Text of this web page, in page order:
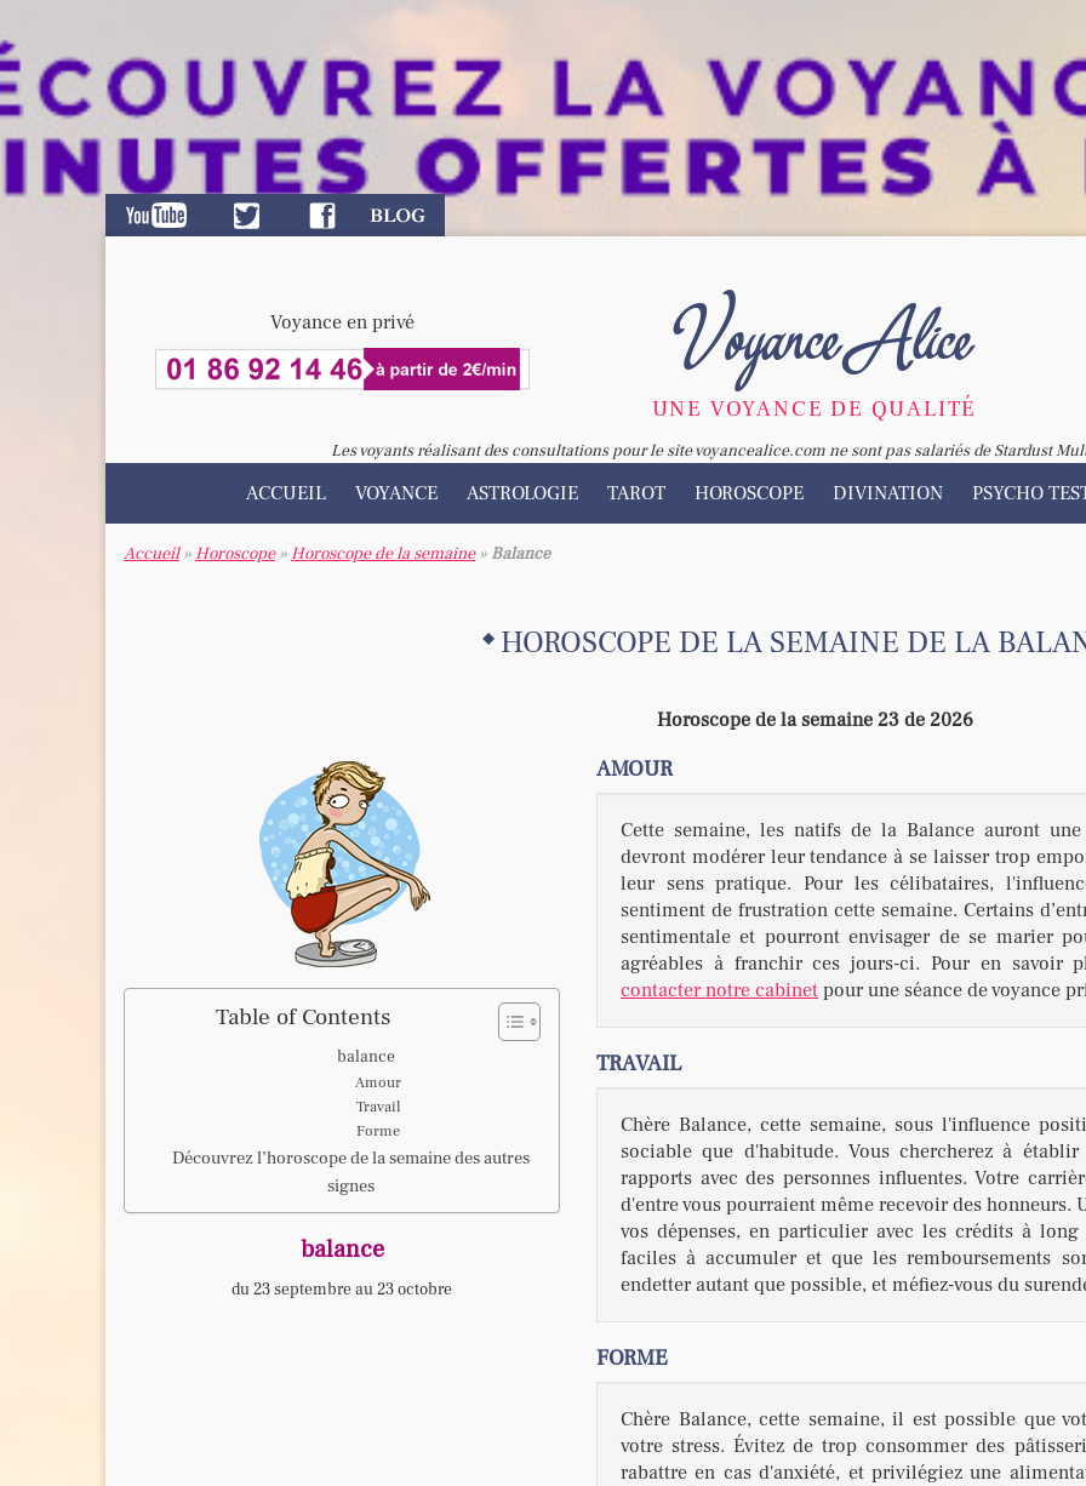
Voyance en privé Voyance Alice
UNE VOYANCE DE QUALITÉ
Les voyants réalisant des consultations pour le site voyancealice.com ne sont pas salariés de Stardust
ACCUEIL VOYANCE ASTROLOGIE TAROT HOROSCOPE DIVINATION PSYCHO
Accueil» Horoscope» Horoscope de la semaine»Balance
HOROSCOPE DE LA SEMAINE DE LA
Horoscope de la semaine 23 de 2026
Table of Contents
balance
Amour
Travail
Forme
Découvrez l’horoscope de la semaine des autres
signes
balance
du 23 septembre au 23 octobre
AMOUR
Cette semaine, les natifs de la Balance auront
devront modérer leur tendance à se laisser trop
leur sens pratique. Pour les célibataires,
sentiment de frustration cette semaine. Certains
sentimentale et pourront envisager de se marier
agréables à franchir ces jours-ci. Pour en savoir
contacter notre cabinet pour une séance de voyance
TRAVAIL
Chère Balance, cette semaine, sous l'influence
sociable que d'habitude. Vous chercherez à
rapports avec des personnes influentes. Votre
d'entre vous pourraient même recevoir des honneurs.
vos dépenses, en particulier avec les crédits à
faciles à accumuler et que les remboursements
endetter autant que possible, et méfiez-vous du
FORME
Chère Balance, cette semaine, il est possible que
votre stress. Évitez de trop consommer des
rabattre en cas d'anxiété, et privilégiez une